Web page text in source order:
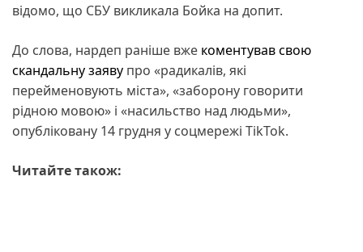
відомо, що СБУ викликала Бойка на допит.
До слова, нардеп раніше вже коментував свою
скандальну заяву про «радикалів, які
перейменовують міста», «заборону говорити
рідною мовою» і «насильство над людьми»,
опубліковану 14 грудня у соцмережі TikTok.
Читайте також: